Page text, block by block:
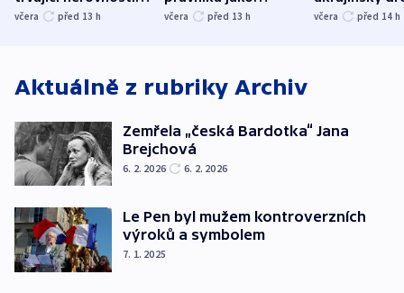
společenskou
včera před 13 h
ministra
včera před 13 h
explodoval
včera před 14 h
Aktuálně z rubriky Archiv
Zemřela „česká Bardotka“ Jana
Brejchová
6. 2. 2026 6. 2. 2026
Le Pen byl mužem kontroverzních
výroků a symbolem
7. 1. 2025